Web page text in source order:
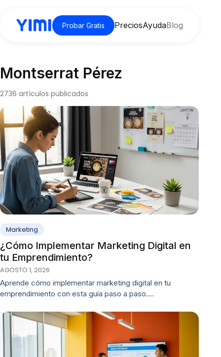
Probar Gratis PreciosAyudaBlog
Montserrat Pérez
2736 artículos publicados
Marketing
¿Cómo Implementar Marketing Digital en
tu Emprendimiento?
AGOSTO 1, 2026
Aprende cómo implementar marketing digital en tu
emprendimiento con esta guía paso a paso.…